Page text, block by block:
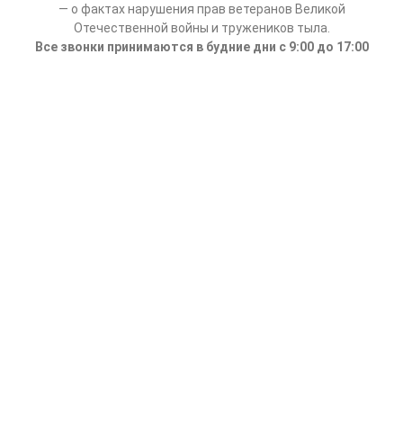
— о фактах нарушения прав ветеранов Великой
Отечественной войны и тружеников тыла.
Все звонки принимаются в будние дни с 9:00 до 17:00